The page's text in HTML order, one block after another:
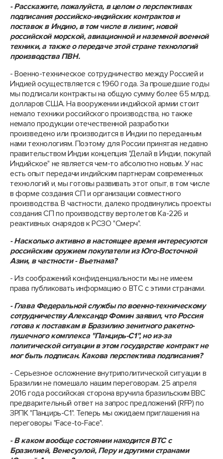
- Расскажите, пожалуйста, в целом о перспективах
подписания российско-индийских контрактов и
поставок в Индию, в том числе в лизинг, новой
российской морской, авиационной и наземной военной
техники, а также о передаче этой стране технологий
производства ПBH.
- Военно-техническое сотрудничество между Россией и
Индией осуществляется с 1960 года. За прошедшие годы
мы подписали контракты на общую сумму более 65 млрд.
долларов США. На вооружении индийской армии стоит
немало техники российского производства, но также
немало продукции отечественной разработки
произведено или производится в Индии по переданным
нами технологиям. Поэтому для России принятая недавно
правительством Индии концепция "Делай в Индии, покупай
Индийское" не является чем-то абсолютно новым. У нас
есть опыт передачи индийским партнерам современных
технологий и, мы готовы развивать этот опыт, в том числе
в форме создания СП и организации совместного
производства. В частности, далеко продвинулись проекты
создания СП по производству вертолетов Ка-226 и
реактивных снарядов к РСЗО "Смерч".
- Насколько активно в настоящее время интересуются
российским оружием покупатели из Юго-Восточной
Азии, в частности - Вьетнама?
- Из соображений конфиденциальности мы не имеем
права публиковать информацию о ВТС с этими странами.
- Глава Федеральной службы по военно-техническому
сотрудничеству Александр Фомин заявил, что Россия
готова к поставкам в Бразилию зенитного ракетно-
пушечного комплекса "Панцирь-С1", но из-за
политической ситуации в этом государстве контракт не
мог быть подписан. Какова перспектива подписания?
- Серьезное осложнение внутриполитической ситуации в
Бразилии не помешало нашим переговорам. 25 апреля
2016 года российская сторона вручила бразильским ВВС
предварительный ответ на запрос предложений (RFP) по
ЗРПК "Панцирь-С1". Теперь мы ожидаем приглашения на
переговоры "Face-to-Face".
- В каком вообще состоянии находится ВТС с
Бразилией, Венесуэлой, Перу и другими странами